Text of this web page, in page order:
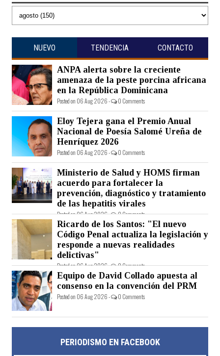
NUEVO TENDENCIA CONTACTO
ANPA alerta sobre la creciente
amenaza de la peste porcina africana
en la República Dominicana
Posted on 06 Aug 2026 - 0 Comments
Eloy Tejera gana el Premio Anual
Nacional de Poesía Salomé Ureña de
Henríquez 2026
Posted on 06 Aug 2026 - 0 Comments
Ministerio de Salud y HOMS firman
acuerdo para fortalecer la
prevención, diagnóstico y tratamiento
de las hepatitis virales
Posted on 06 Aug 2026 - 0 Comments
Ricardo de los Santos: "El nuevo
Código Penal actualiza la legislación y
responde a nuevas realidades
delictivas"
Posted on 06 Aug 2026 - 0 Comments
Equipo de David Collado apuesta al
consenso en la convención del PRM
Posted on 06 Aug 2026 - 0 Comments
PERIODISMO EN FACEBOOK